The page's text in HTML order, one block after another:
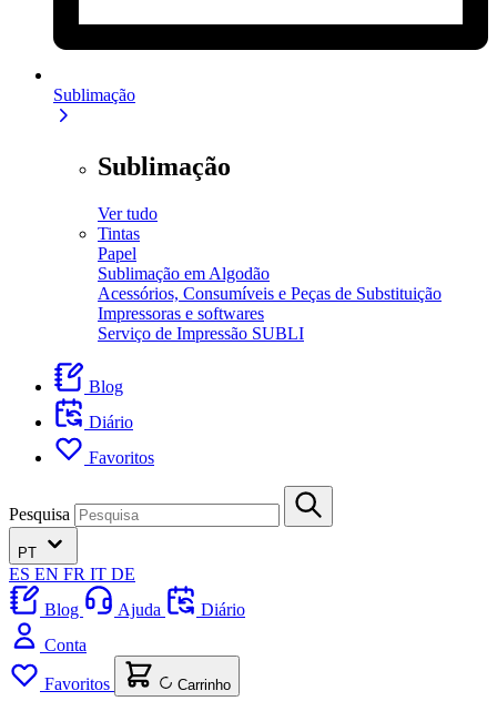
Sublimação
Sublimação
Ver tudo
Tintas
Papel
Sublimação em Algodão
Acessórios, Consumíveis e Peças de Substituição
Impressoras e softwares
Serviço de Impressão SUBLI
Blog
Diário
Favoritos
Pesquisa
PT
ES EN FR IT DE
Blog
Ajuda
Diário
Conta
Favoritos Carrinho